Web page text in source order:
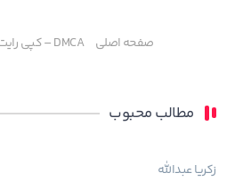
صفحه اصلی DMCA – کپی رایت
مطالب محبوب
زکریا عبدالله